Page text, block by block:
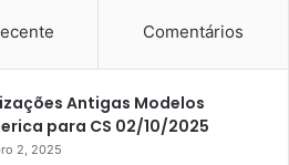
S105
S105 Plus
S205
S205 Plus
Comentários
Antigas Modelos
para CS 02/10/2025
2, 2025